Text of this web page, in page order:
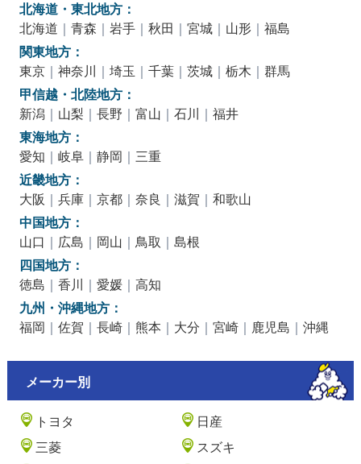
北海道・東北地方：
北海道 ｜ 青森 ｜ 岩手｜ 秋田 ｜ 宮城｜ 山形｜ 福島
関東地方：
東京｜ 神奈川 ｜ 埼玉 ｜ 千葉｜ 茨城｜ 栃木 ｜ 群馬
甲信越・北陸地方：
新潟 ｜ 山梨 ｜ 長野 ｜ 富山 ｜ 石川 ｜ 福井
東海地方：
愛知 ｜ 岐阜｜ 静岡 ｜ 三重
近畿地方：
大阪 ｜ 兵庫｜ 京都｜ 奈良 ｜ 滋賀 ｜ 和歌山
中国地方：
山口 ｜ 広島 ｜ 岡山 ｜ 鳥取 ｜ 島根
四国地方：
徳島 ｜ 香川 ｜ 愛媛｜ 高知
九州・沖縄地方：
福岡 ｜ 佐賀 ｜ 長崎｜ 熊本 ｜ 大分 ｜ 宮崎｜ 鹿児島 ｜ 沖縄
メーカー別
トヨタ
日産
三菱
スズキ